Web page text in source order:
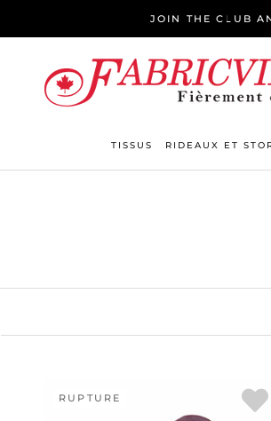
JOIN THE CLUB
TISSUS RIDEAUX ET
RUPTURE